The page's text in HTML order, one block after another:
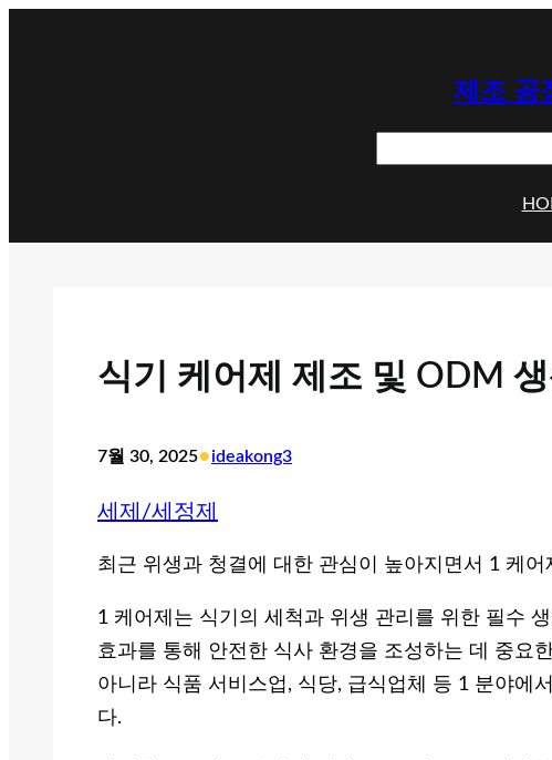
제조 공
식기 케어제 제조 및 ODM
7월 30, 2025•ideakong3
세제/세정제
최근 위생과 청결에 대한 관심이 높아지면서 1 케
1 케어제는 식기의 세척과 위생 관리를 위한 필수
효과를 통해 안전한 식사 환경을 조성하는 데 중요
아니라 식품 서비스업, 식당, 급식업체 등 1 분야에
다.